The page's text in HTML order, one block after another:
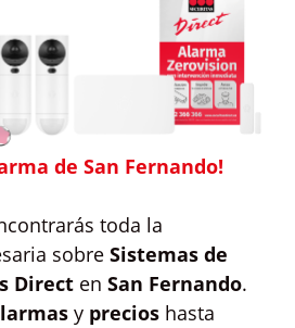
de San Fernando!
toda la
sobre Sistemas de
Direct en San Fernando.
y precios hasta